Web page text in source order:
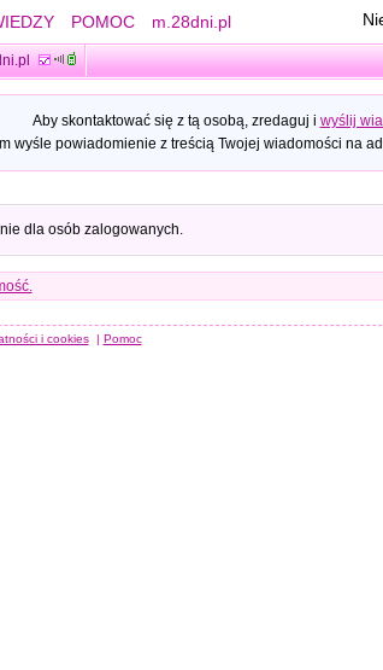
POMOC m.28dni.pl
Aby skontaktować się z tą osobą, zredaguj i wyślij
wyśle powiadomienie z treścią Twojej wiadomości na
dla osób zalogowanych.
i cookies | Pomoc